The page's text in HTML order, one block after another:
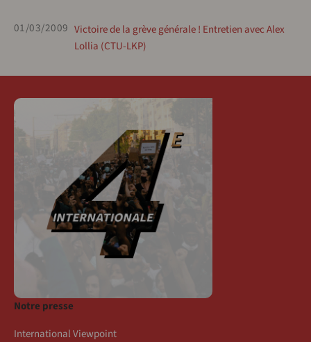
01/03/2009 Victoire de la grève générale ! Entretien avec Alex
Lollia (CTU-LKP)
Notre presse
International Viewpoint